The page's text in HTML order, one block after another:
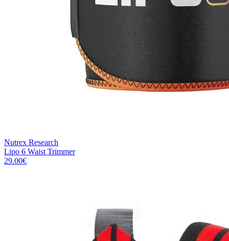
Nutrex Research
Lipo 6 Waist Trimmer
29.00€